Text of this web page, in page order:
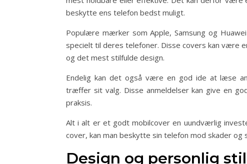
beskytte ens telefon bedst muligt.
Populære mærker som Apple, Samsung og
specielt til deres telefoner. Disse covers kan være
og det mest stilfulde design.
Endelig kan det også være en god ide at læse
træffer sit valg. Disse anmeldelser kan give en
praksis.
Alt i alt er et godt mobilcover en uundværlig
cover, kan man beskytte sin telefon mod skader og
Design og personlig stil